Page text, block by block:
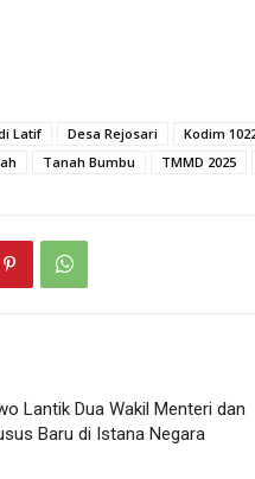
Latif Desa Rejosari Kodim
Tanah Bumbu TMMD 2025
Lantik Dua Wakil Menteri dan
Baru di Istana Negara